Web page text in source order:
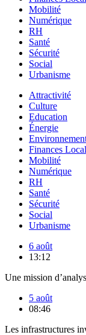
Mobilité
Numérique
RH
Santé
Sécurité
Social
Urbanisme
Attractivité
Culture
Education
Énergie
Finances
Mobilité
Numérique
RH
Santé
Sécurité
Social
Urbanisme
6 août
13:12
Une mission
5 août
08:46
Les infrastructures